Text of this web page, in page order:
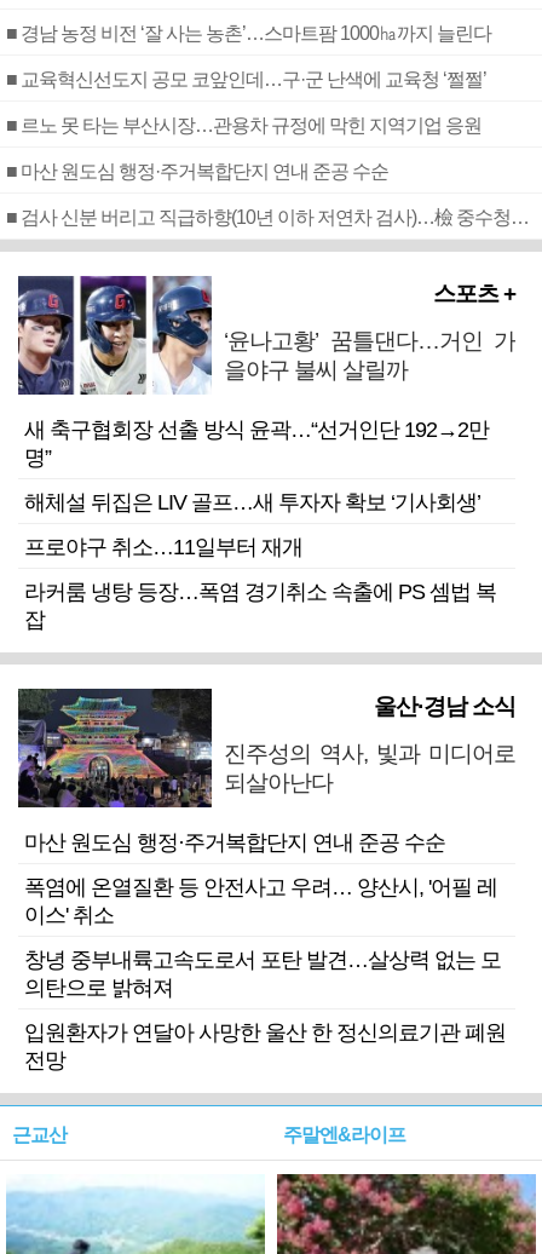
■ 경남 농정 비전 ‘잘 사는 농촌’…스마트팜 1000㏊까지 늘린다
■ 교육혁신선도지 공모 코앞인데…구·군 난색에 교육청 ‘쩔쩔’
■ 르노 못 타는 부산시장…관용차 규정에 막힌 지역기업 응원
■ 마산 원도심 행정·주거복합단지 연내 준공 수순
■ 검사 신분 버리고 직급하향(10년 이하 저연차 검사)…檢 중수청행 기피
스포츠 +
‘윤나고황’ 꿈틀댄다…거인 가
을야구 불씨 살릴까
새 축구협회장 선출 방식 윤곽…“선거인단 192→2만
명”
해체설 뒤집은 LIV 골프…새 투자자 확보 ‘기사회생’
프로야구 취소…11일부터 재개
라커룸 냉탕 등장…폭염 경기취소 속출에 PS 셈법 복
잡
울산·경남 소식
진주성의 역사, 빛과 미디어로
되살아난다
마산 원도심 행정·주거복합단지 연내 준공 수순
폭염에 온열질환 등 안전사고 우려… 양산시, '어필 레
이스' 취소
창녕 중부내륙고속도로서 포탄 발견…살상력 없는 모
의탄으로 밝혀져
입원환자가 연달아 사망한 울산 한 정신의료기관 폐원
전망
근교산 주말엔&라이프